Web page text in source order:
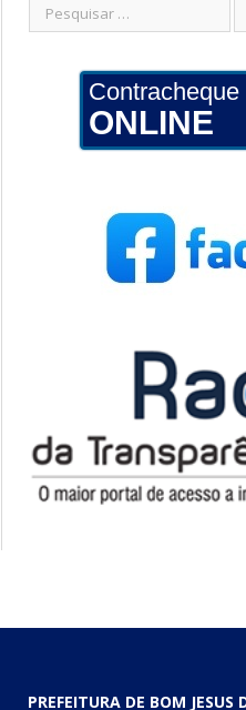
Contracheque
ONLINE
PREFEITURA DE BOM